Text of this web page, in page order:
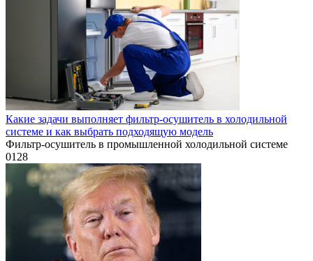
Какие задачи выполняет фильтр-осушитель в холодильной
системе и как выбрать подходящую модель
Фильтр-осушитель в промышленной холодильной системе
0128